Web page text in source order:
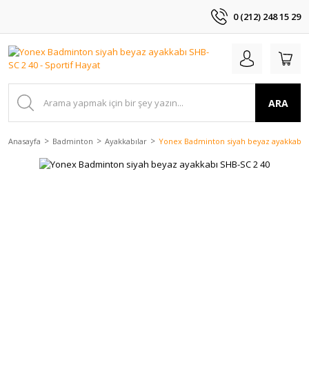
0 (212) 248 15 29
ARA
Anasayfa Badminton Ayakkabılar Yonex Badminton siyah beyaz ayakkabı